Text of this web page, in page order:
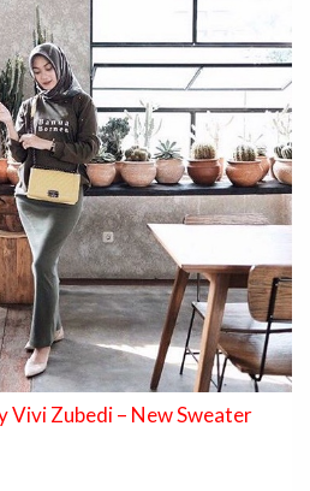
Vivi Zubedi – New Sweater